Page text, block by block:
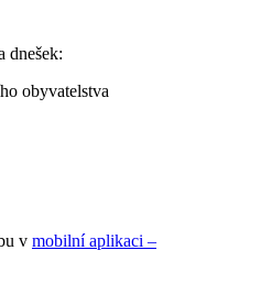
dnešek:
obyvatelstva
v mobilní aplikaci –